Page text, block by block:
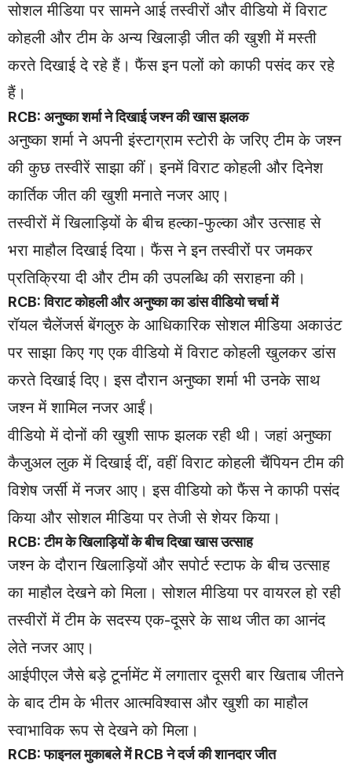
सोशल मीडिया पर सामने आई तस्वीरों और वीडियो में विराट
कोहली और टीम के अन्य खिलाड़ी जीत की खुशी में मस्ती
करते दिखाई दे रहे हैं। फैंस इन पलों को काफी पसंद कर रहे
हैं।
RCB: अनुष्का शर्मा ने दिखाई जश्न की खास झलक
अनुष्का शर्मा ने अपनी इंस्टाग्राम स्टोरी के जरिए टीम के जश्न
की कुछ तस्वीरें साझा कीं। इनमें विराट कोहली और दिनेश
कार्तिक जीत की खुशी मनाते नजर आए।
तस्वीरों में खिलाड़ियों के बीच हल्का-फुल्का और उत्साह से
भरा माहौल दिखाई दिया। फैंस ने इन तस्वीरों पर जमकर
प्रतिक्रिया दी और टीम की उपलब्धि की सराहना की।
RCB: विराट कोहली और अनुष्का का डांस वीडियो चर्चा में
रॉयल चैलेंजर्स बेंगलुरु के आधिकारिक सोशल मीडिया अकाउंट
पर साझा किए गए एक वीडियो में विराट कोहली खुलकर डांस
करते दिखाई दिए। इस दौरान अनुष्का शर्मा भी उनके साथ
जश्न में शामिल नजर आईं।
वीडियो में दोनों की खुशी साफ झलक रही थी। जहां अनुष्का
कैजुअल लुक में दिखाई दीं, वहीं विराट कोहली चैंपियन टीम की
विशेष जर्सी में नजर आए। इस वीडियो को फैंस ने काफी पसंद
किया और सोशल मीडिया पर तेजी से शेयर किया।
RCB: टीम के खिलाड़ियों के बीच दिखा खास उत्साह
जश्न के दौरान खिलाड़ियों और सपोर्ट स्टाफ के बीच उत्साह
का माहौल देखने को मिला। सोशल मीडिया पर वायरल हो रही
तस्वीरों में टीम के सदस्य एक-दूसरे के साथ जीत का आनंद
लेते नजर आए।
आईपीएल जैसे बड़े टूर्नामेंट में लगातार दूसरी बार खिताब जीतने
के बाद टीम के भीतर आत्मविश्वास और खुशी का माहौल
स्वाभाविक रूप से देखने को मिला।
RCB: फाइनल मुकाबले में RCB ने दर्ज की शानदार जीत